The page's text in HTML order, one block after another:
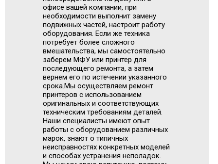
офисе вашей компании, при
необходимости выполнит замену
подвижных частей, настроит работу
оборудования. Если же техника
потребует более сложного
вмешательства, мы самостоятельно
заберем МФУ или принтер для
последующего ремонта, а затем
вернем его по истечении указанного
срока.Мы осуществляем ремонт
принтеров с использованием
оригинальных и соответствующих
техническим требованиям деталей.
Наши специалисты имеют опыт
работы с оборудованием различных
марок, знают о типичных
неисправностях конкретных моделей
и способах устранения неполадок.